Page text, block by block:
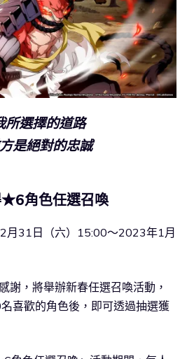
所選擇的道路
是絕對的忠誠
角色任選召喚
月31日（六）15:00～2023年1月
謝，將舉辦新春任選召喚活動，
喜歡的角色後，即可透過抽選獲